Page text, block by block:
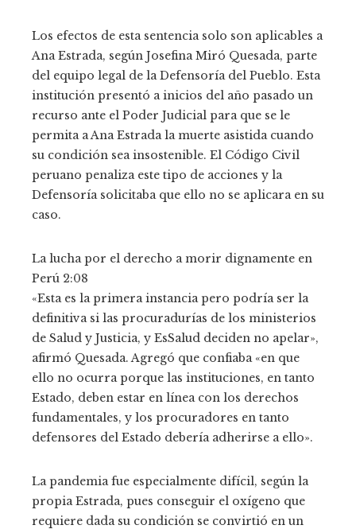
Los efectos de esta sentencia solo son aplicables a
Ana Estrada, según Josefina Miró Quesada, parte
del equipo legal de la Defensoría del Pueblo. Esta
institución presentó a inicios del año pasado un
recurso ante el Poder Judicial para que se le
permita a Ana Estrada la muerte asistida cuando
su condición sea insostenible. El Código Civil
peruano penaliza este tipo de acciones y la
Defensoría solicitaba que ello no se aplicara en su
caso.
La lucha por el derecho a morir dignamente en
Perú 2:08
«Esta es la primera instancia pero podría ser la
definitiva si las procuradurías de los ministerios
de Salud y Justicia, y EsSalud deciden no apelar»,
afirmó Quesada. Agregó que confiaba «en que
ello no ocurra porque las instituciones, en tanto
Estado, deben estar en línea con los derechos
fundamentales, y los procuradores en tanto
defensores del Estado debería adherirse a ello».
La pandemia fue especialmente difícil, según la
propia Estrada, pues conseguir el oxígeno que
requiere dada su condición se convirtió en un